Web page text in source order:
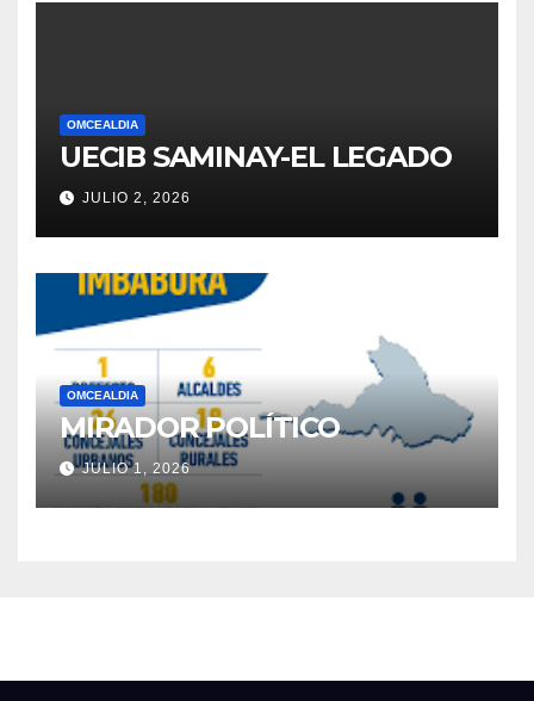
OMCEALDIA
UECIB SAMINAY-EL LEGADO
JULIO 2, 2026
OMCEALDIA
MIRADOR POLÍTICO
JULIO 1, 2026